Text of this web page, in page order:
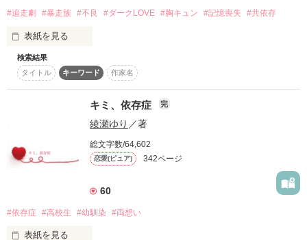
❣
日向家の諸事情ですが。
『メイドなんだからさ。
読後だと、よりいっそう楽しめます。
作品を読む
狂気的な愛情
依存し過ぎな愛情
ドロドロに甘い愛情
※主人公以外ヤンデレ※
※性描写多数あり※
◎お好きな方いらっしゃいませ。
▲苦手な方はご注意ください。
※病気表現多数有※
フィクションとしてご覧ください。
涼井　世那（すずい　せな）
×
☾　地味で物静かな優しい少女　☾
山吹　夕香里（やまぶき　ゆかり）
その声は、呪いみたいに胸に残る。
私たちは壊れそうな恋に溺れていく。
「全部を俺にちょうだい」
#追走劇 #暴走族 #不良 #ダークLOVE #胸キュン #記憶喪失 #共依存
表紙を見る
チンピラに追いかけられていたとする。
「はあ？」
検索結果
タイトル
キーワード 作家名
キミ、依存症 完
綾瀬ゆり ／著
総文字数/64,602
恋愛(ピュア) 342ページ
60
#依存症 #高校生 #幼馴染 #両想い
表紙を見る